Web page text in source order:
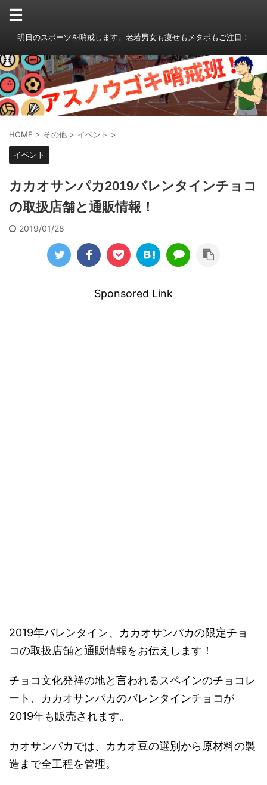
明日のスポーツを哨戒します。老若男女も痩せもメタボもご注目！
HOME > その他 > イベント >
イベント
カカオサンパカ2019バレンタインチョコ
の取扱店舗と通販情報！
2019/01/28
Sponsored Link
2019年バレンタイン、カカオサンパカの限定チョ
コの取扱店舗と通販情報をお伝えします！
チョコ文化発祥の地と言われるスペインのチョコレ
ート、カカオサンパカのバレンタインチョコが
2019年も販売されます。
カオサンパカでは、カカオ豆の選別から原材料の製
造まで全工程を管理。